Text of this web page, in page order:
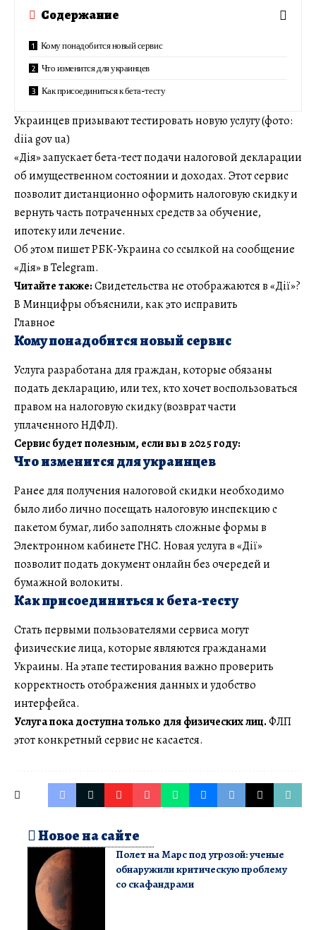
Содержание
Кому понадобится новый сервис
Что изменится для украинцев
Как присоединиться к бета-тесту
Украинцев призывают тестировать новую услугу (фото:
diia gov ua)
«Дія» запускает бета-тест подачи налоговой декларации
об имущественном состоянии и доходах. Этот сервис
позволит дистанционно оформить налоговую скидку и
вернуть часть потраченных средств за обучение,
ипотеку или лечение.
Об этом пишет РБК-Украина со ссылкой на сообщение
«Дія» в Telegram.
Читайте также:Свидетельства не отображаются в «Дії»?
В Минцифры объяснили, как это исправить
Главное
Кому понадобится новый сервис
Услуга разработана для граждан, которые обязаны
подать декларацию, или тех, кто хочет воспользоваться
правом на налоговую скидку (возврат части
уплаченного НДФЛ).
Сервис будет полезным, если вы в 2025 году:
Что изменится для украинцев
Ранее для получения налоговой скидки необходимо
было либо лично посещать налоговую инспекцию с
пакетом бумаг, либо заполнять сложные формы в
Электронном кабинете ГНС. Новая услуга в «Дії»
позволит подать документ онлайн без очередей и
бумажной волокиты.
Как присоединиться к бета-тесту
Стать первыми пользователями сервиса могут
физические лица, которые являются гражданами
Украины. На этапе тестирования важно проверить
корректность отображения данных и удобство
интерфейса.
Услуга пока доступна только для физических лиц.ФЛП
этот конкретный сервис не касается.
Новое на сайте
Полет на Марс под угрозой: ученые
обнаружили критическую проблему
со скафандрами